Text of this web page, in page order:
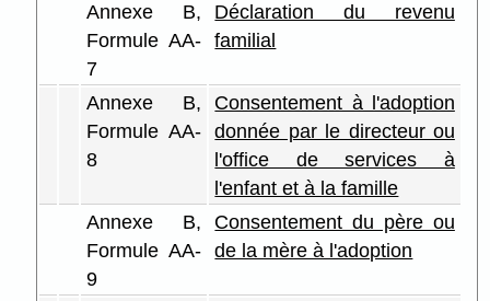
Annexe B,
Formule AA-
7
Déclaration du revenu
familial
Annexe B,
Formule AA-
8
Consentement à l'adoption
donnée par le directeur ou
l'office de services à
l'enfant et à la famille
Annexe B,
Formule AA-
9
Consentement du père ou
de la mère à l'adoption